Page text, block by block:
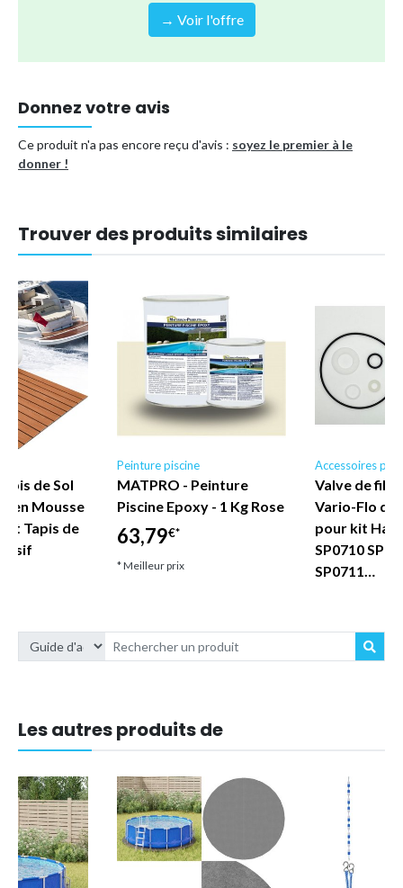
Autres accessoires et équipements
Référence (EAN)
3005726764448
→ Voir l'offre
Donnez votre avis
Ce produit n'a pas encore reçu d'avis : soyez le premier à le
donner !
Trouver des produits similaires
de Sol
en Mousse
Tapis de
Peinture piscine
MATPRO - Peinture
Piscine Epoxy - 1 Kg Rose
63,79€*
* Meilleur prix
Accessoires
Valve de
Vario-Flo de
pour kit
SP0710
SP0711…
* Meilleur prix
Les autres produits de